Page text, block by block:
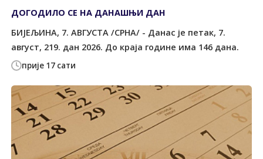
прије 17 сати
ДОГОДИЛО СЕ НА ДАНАШЊИ ДАН
БИЈЕЉИНА, 7. АВГУСТА /СРНА/ - Данас је петак, 7.
август, 219. дан 2026. До краја године има 146 дана.